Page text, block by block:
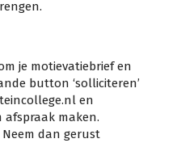
je motievatiebrief en
button ‘solliciteren’
en
maken.
dan gerust